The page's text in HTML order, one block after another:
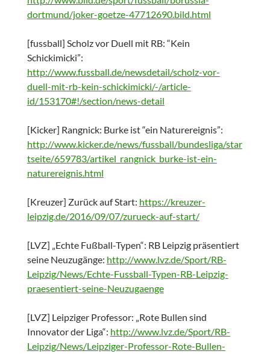
dortmund/joker-goetze-47712690.bild.html
[fussball] Scholz vor Duell mit RB: “Kein
Schickimicki”:
http://www.fussball.de/newsdetail/scholz-vor-
duell-mit-rb-kein-schickimicki/-/article-
id/153170#!/section/news-detail
[Kicker] Rangnick: Burke ist “ein Naturereignis”:
http://www.kicker.de/news/fussball/bundesliga/star
tseite/659783/artikel_rangnick_burke-ist-ein-
naturereignis.html
[Kreuzer] Zurück auf Start: https://kreuzer-
leipzig.de/2016/09/07/zurueck-auf-start/
[LVZ] „Echte Fußball-Typen“: RB Leipzig präsentiert
seine Neuzugänge: http://www.lvz.de/Sport/RB-
Leipzig/News/Echte-Fussball-Typen-RB-Leipzig-
praesentiert-seine-Neuzugaenge
[LVZ] Leipziger Professor: „Rote Bullen sind
Innovator der Liga“: http://www.lvz.de/Sport/RB-
Leipzig/News/Leipziger-Professor-Rote-Bullen-